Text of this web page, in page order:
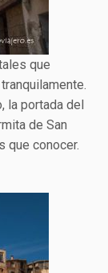
que
la portada del
de San
que conocer.